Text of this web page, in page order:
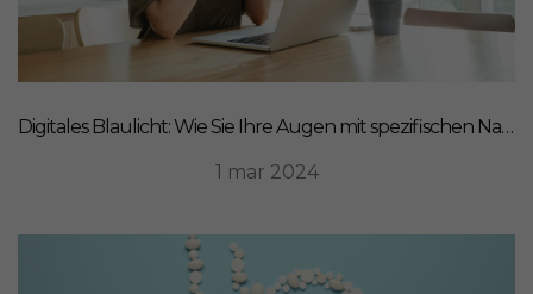
Digitales Blaulicht: Wie Sie Ihre Augen mit spezifischen Nahrungsergänzungsmitteln schützen können
1 mar 2024